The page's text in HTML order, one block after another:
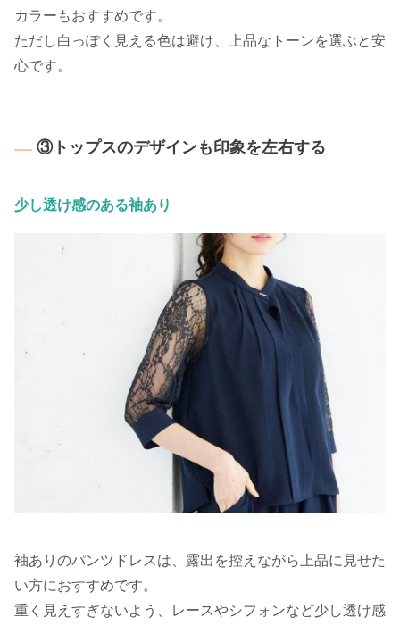
カラーもおすすめです。
ただし白っぽく見える色は避け、上品なトーンを選ぶと安
心です。
③トップスのデザインも印象を左右する
少し透け感のある袖あり
袖ありのパンツドレスは、露出を控えながら上品に見せた
い方におすすめです。
重く見えすぎないよう、レースやシフォンなど少し透け感